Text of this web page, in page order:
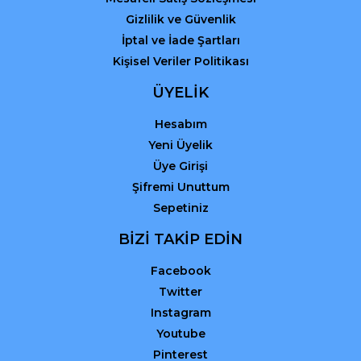
Gizlilik ve Güvenlik
İptal ve İade Şartları
Kişisel Veriler Politikası
ÜYELİK
Hesabım
Yeni Üyelik
Üye Girişi
Şifremi Unuttum
Sepetiniz
BİZİ TAKİP EDİN
Facebook
Twitter
Instagram
Youtube
Pinterest